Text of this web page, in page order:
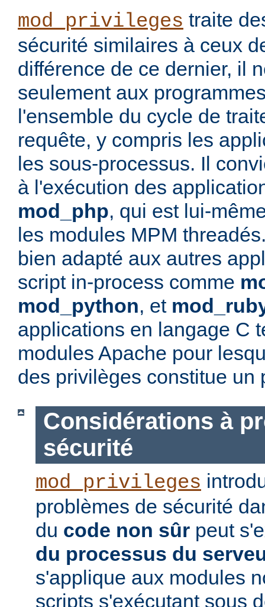
mod_privileges traite
sécurité similaires à ceux
différence de ce dernier, il
seulement aux
l'ensemble du cycle de
requête, y compris les
les sous-processus. Il
à l'exécution des
mod_php, qui est lui-
les modules MPM
bien adapté aux autres
script in-process comme
mod_python, et
applications en langage C
modules Apache pour
des privilèges constitue un
Considérations à
sécurité
mod_privileges
problèmes de sécurité
du code non sûr peut
du processus du
s'applique aux modules
scripts s'exécutant sous